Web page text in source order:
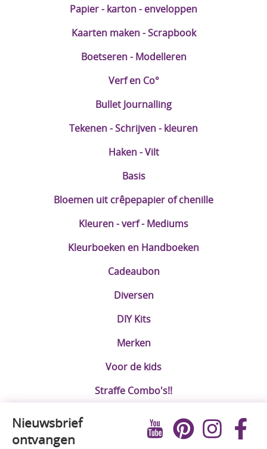
Papier - karton - enveloppen
Kaarten maken - Scrapbook
Boetseren - Modelleren
Verf en Co°
Bullet Journalling
Tekenen - Schrijven - kleuren
Haken - Vilt
Basis
Bloemen uit crêpepapier of chenille
Kleuren - verf - Mediums
Kleurboeken en Handboeken
Cadeaubon
Diversen
DIY Kits
Merken
Voor de kids
Straffe Combo's!!
Nieuwsbrief
ontvangen